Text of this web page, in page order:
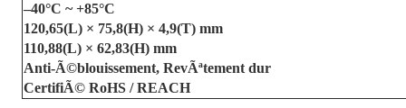
–40°C ~ +85°C
120,65(L) × 75,8(H) × 4,9(T) mm
110,88(L) × 62,83(H) mm
Anti-Ã©blouissement, RevÃªtement dur
CertifiÃ© RoHS / REACH